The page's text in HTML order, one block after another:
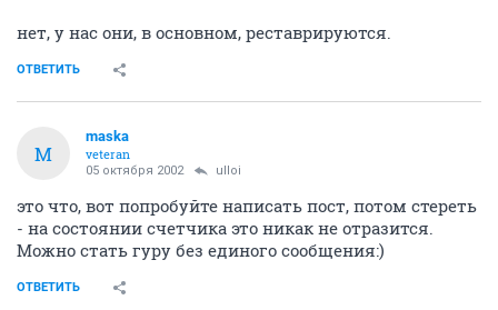
нет, у нас они, в основном, реставрируются.
ОТВЕТИТЬ
M
maska
veteran
05 октября 2002 ulloi
это что, вот попробуйте написать пост, потом стереть
- на состоянии счетчика это никак не отразится.
Можно стать гуру без единого сообщения:)
ОТВЕТИТЬ